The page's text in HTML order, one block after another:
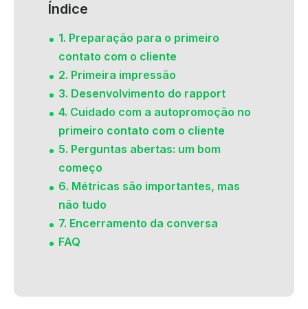
Índice
1. Preparação para o primeiro
contato com o cliente
2. Primeira impressão
3. Desenvolvimento do rapport
4. Cuidado com a autopromoção no
primeiro contato com o cliente
5. Perguntas abertas: um bom
começo
6. Métricas são importantes, mas
não tudo
7. Encerramento da conversa
FAQ